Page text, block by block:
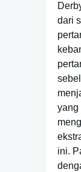
dari
yang
ini.